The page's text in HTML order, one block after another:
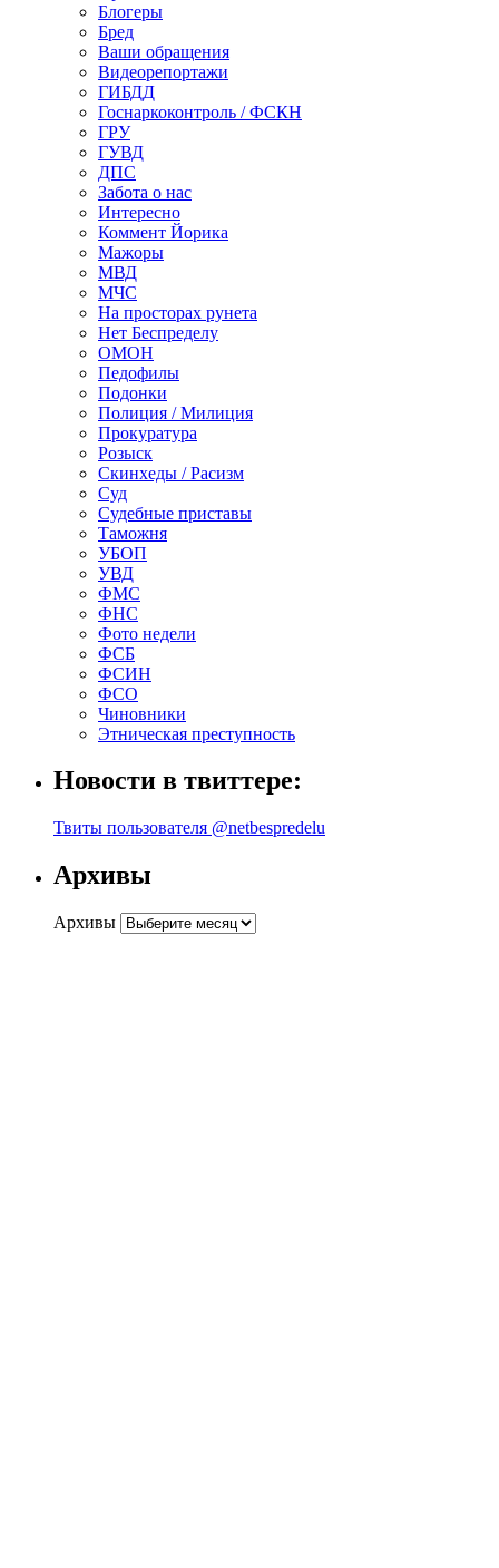
Блогеры
Бред
Ваши обращения
Видеорепортажи
ГИБДД
Госнаркоконтроль / ФСКН
ГРУ
ГУВД
ДПС
Забота о нас
Интересно
Коммент Йорика
Мажоры
МВД
МЧС
На просторах рунета
Нет Беспределу
ОМОН
Педофилы
Подонки
Полиция / Милиция
Прокуратура
Розыск
Скинхеды / Расизм
Суд
Судебные приставы
Таможня
УБОП
УВД
ФМС
ФНС
Фото недели
ФСБ
ФСИН
ФСО
Чиновники
Этническая преступность
Новости в твиттере:
Твиты пользователя @netbespredelu
Архивы
Архивы